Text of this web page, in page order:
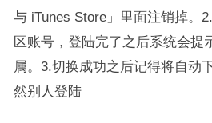
与 iTunes Store」里面注销掉。
区账号，登陆完了之后系统会提
属。3.切换成功之后记得将自动
然别人登陆